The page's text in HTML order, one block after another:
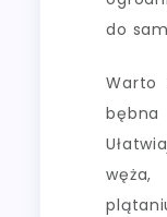
do
Warto